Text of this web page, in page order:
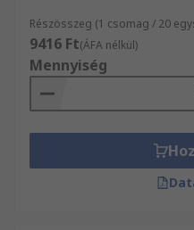
Részösszeg (1 csomag / 20
9416 Ft(ÁFA nélkül)
Mennyiség